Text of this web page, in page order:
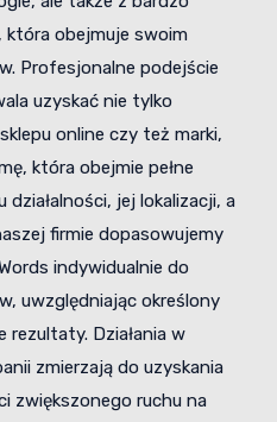
która obejmuje swoim
Profesjonalne podejście
uzyskać nie tylko
online czy też marki,
która obejmie pełne
jej lokalizacji, a
firmie dopasowujemy
indywidualnie do
uwzględniając określony
rezultaty. Działania w
zmierzają do uzyskania
zwiększonego ruchu na